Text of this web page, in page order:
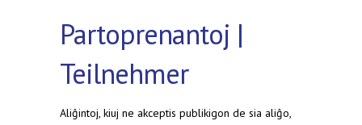
Partoprenantoj |
Teilnehmer
Aliĝintoj, kiuj ne akceptis publikigon de sia aliĝo,